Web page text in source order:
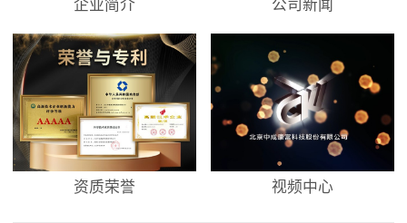
企业简介 公司新闻
资质荣誉 视频中心